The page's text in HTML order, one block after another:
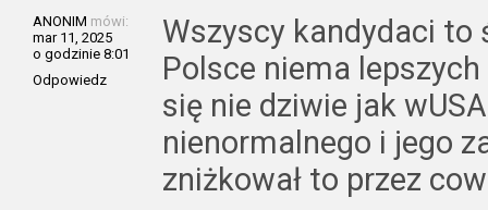
ANONIM mówi:
mar 11, 2025
o godzinie 8:01
Odpowiedz
Wszyscy kandydaci to
Polsce niema
się nie dziwie jak
nienormalnego i jego
zniżkował to przez